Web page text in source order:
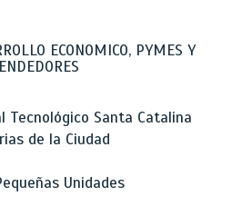
ECONOMICO, PYMES Y
Tecnológico Santa Catalina
de la Ciudad
Unidades